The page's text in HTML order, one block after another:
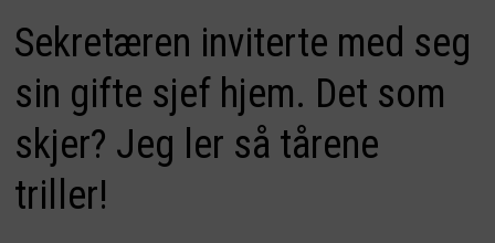
Sekretæren inviterte med seg
sin gifte sjef hjem. Det som
skjer? Jeg ler så tårene
triller!